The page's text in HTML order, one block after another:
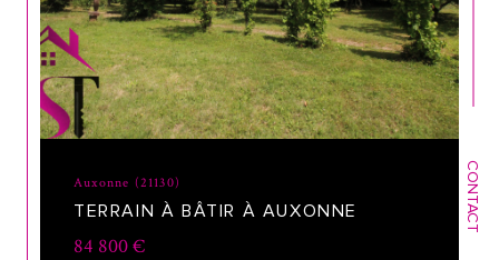
CONTACT
Auxonne (21130)
TERRAIN À BÂTIR À AUXONNE
84 800 €